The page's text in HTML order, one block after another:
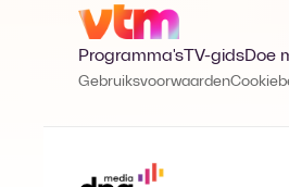
Programma's TV-gidsDoe
Gebruiksvoorwaarden